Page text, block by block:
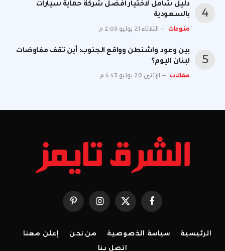
دليل شامل لاختيار أفضل شركة حماية سيارات
بالسعودية
منوعات الثلاثاء 21 يوليو 2:03 م
بين وعود واشنطن وواقع الجنوب: أين تقف مفاوضات
لبنان اليوم؟
مقالات الإثنين 20 يوليو 4:43 م
فيسبوك X
(Twitter)
الانستغرامبينتيريست
الرئيسية سياسة الخصوصية من نحن
إعلن معنا
اتصل بنا